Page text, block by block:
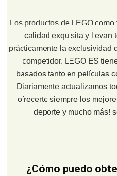
Los productos de LEGO
calidad exquisita y llevan
prácticamente la exclusividad
competidor. LEGO ES
basados tanto en películas
Diariamente actualizamos
ofrecerte siempre los
deporte y mucho más!
¿Cómo puedo